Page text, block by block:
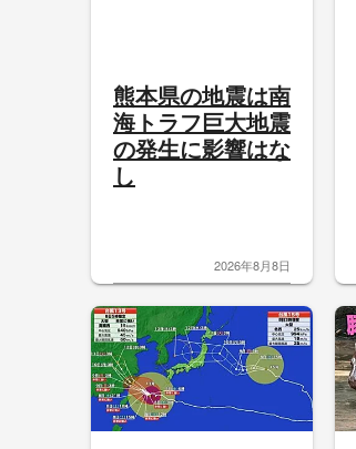
熊本県の地震は南
海トラフ巨大地震
の発生に影響はな
し
2026年8月8日